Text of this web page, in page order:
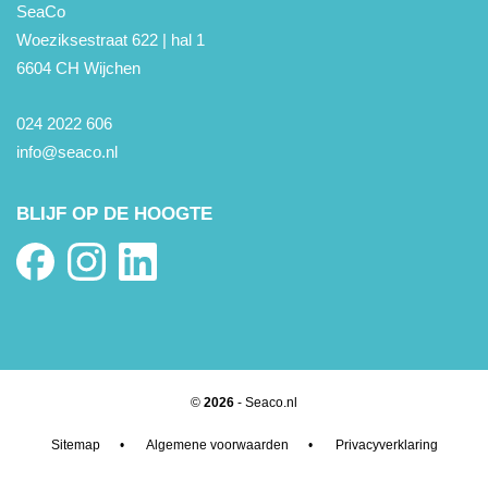
SeaCo
Woeziksestraat 622 | hal 1
6604 CH Wijchen
024 2022 606
info@seaco.nl
BLIJF OP DE HOOGTE
© 2026 - Seaco.nl
Sitemap• Algemene voorwaarden • Privacyverklaring